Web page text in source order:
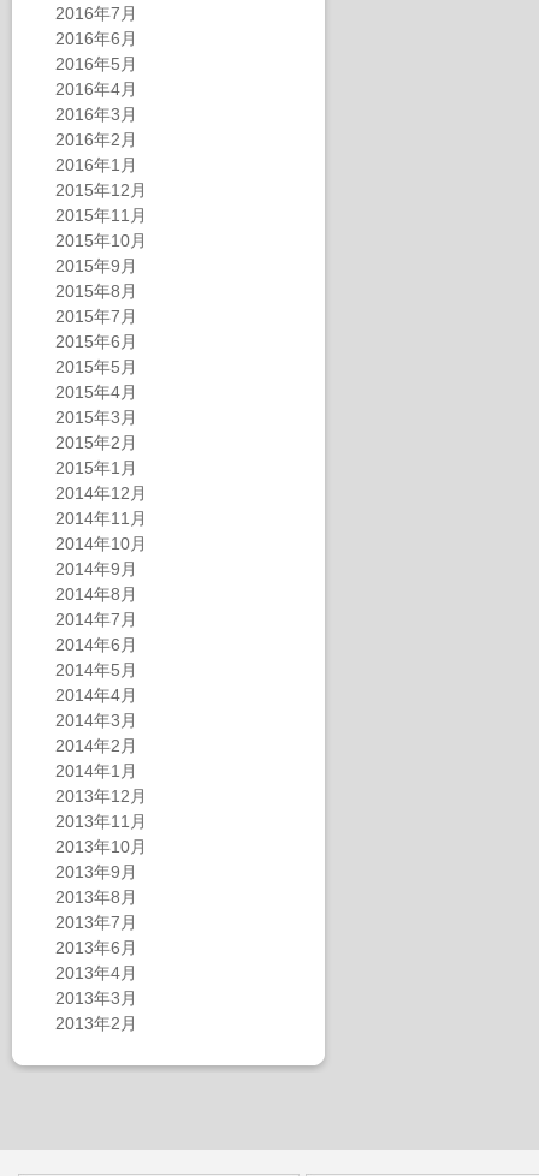
2016年7月
2016年6月
2016年5月
2016年4月
2016年3月
2016年2月
2016年1月
2015年12月
2015年11月
2015年10月
2015年9月
2015年8月
2015年7月
2015年6月
2015年5月
2015年4月
2015年3月
2015年2月
2015年1月
2014年12月
2014年11月
2014年10月
2014年9月
2014年8月
2014年7月
2014年6月
2014年5月
2014年4月
2014年3月
2014年2月
2014年1月
2013年12月
2013年11月
2013年10月
2013年9月
2013年8月
2013年7月
2013年6月
2013年4月
2013年3月
2013年2月